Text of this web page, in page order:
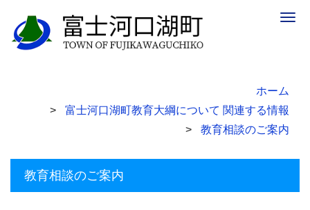
ホーム
富士河口湖町教育大綱について 関連する情報
教育相談のご案内
教育相談のご案内